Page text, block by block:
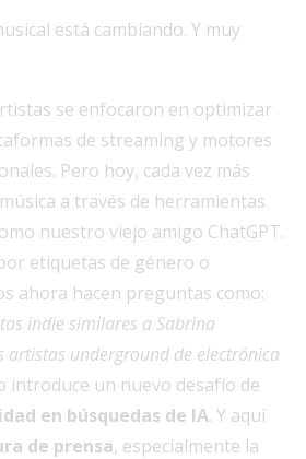
está cambiando. Y muy
se enfocaron en optimizar
de streaming y motores
Pero hoy, cada vez más
a través de herramientas
nuestro viejo amigo ChatGPT.
etiquetas de género o
ahora hacen preguntas como:
indie similares a Sabrina
artistas underground de electrónica
introduce un nuevo desafío de
en búsquedas de IA. Y aquí
de prensa, especialmente la